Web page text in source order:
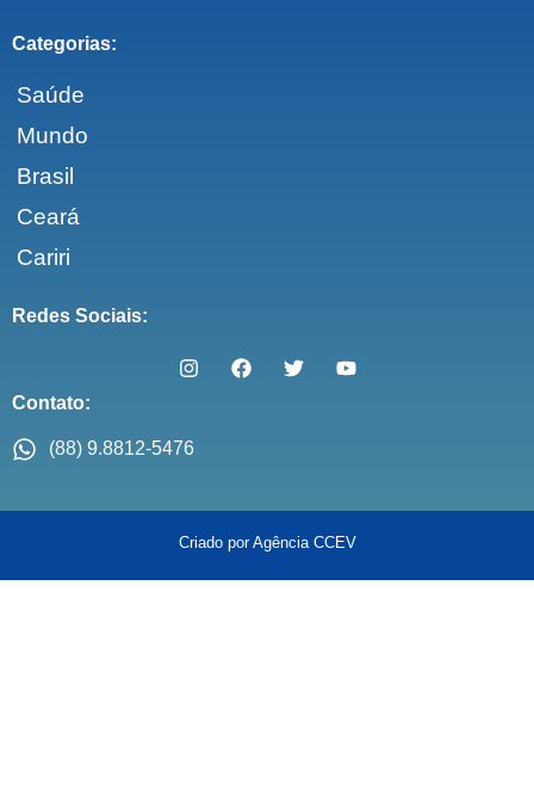
Categorias:
Saúde
Mundo
Brasil
Ceará
Cariri
Redes Sociais:
Contato:
(88) 9.8812-5476
Criado por Agência CCEV